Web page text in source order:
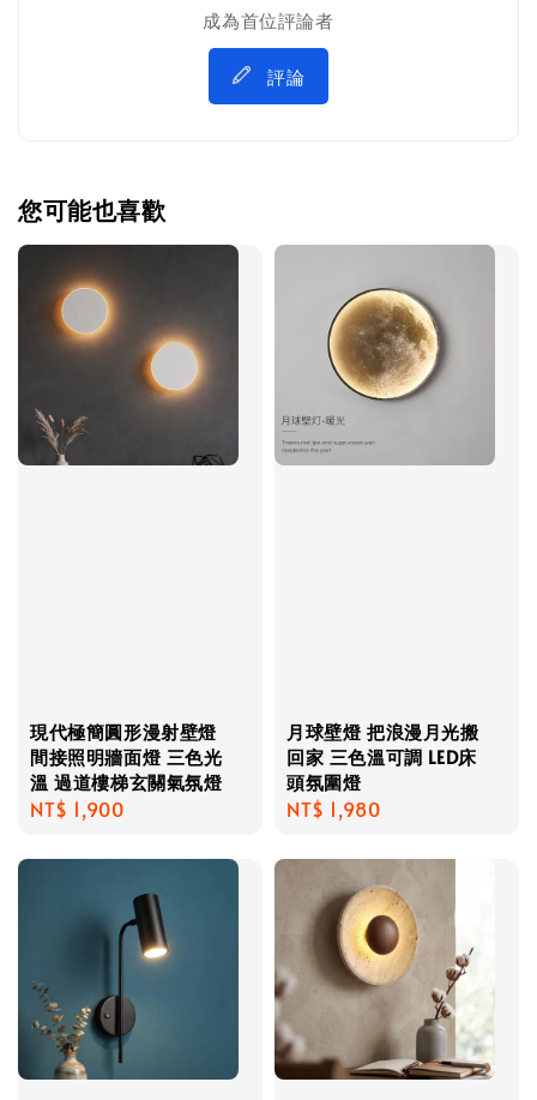
成為首位評論者
評論
您可能也喜歡
現代極簡圓形漫射壁燈
間接照明牆面燈 三色光
溫 過道樓梯玄關氣氛燈
Regular
NT$ 1,900
月球壁燈 把浪漫月光搬
回家 三色溫可調 LED床
頭氛圍燈
Regular
NT$ 1,980